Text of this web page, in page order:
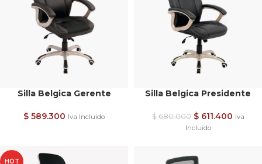
Silla Belgica Gerente
$ 589.300 Iva Incluido
Silla Belgica Presidente
$680.000 $611.400 Iva
Incluido
HOT